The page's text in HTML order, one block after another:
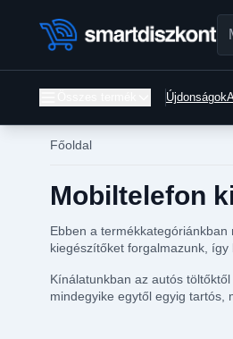
Újdonságok
Főoldal
Mobiltelefon
Ebben a
kiegészítőket forgalmazunk,
Kínálatunkban az autós
mindegyike egytől egyig tartós,